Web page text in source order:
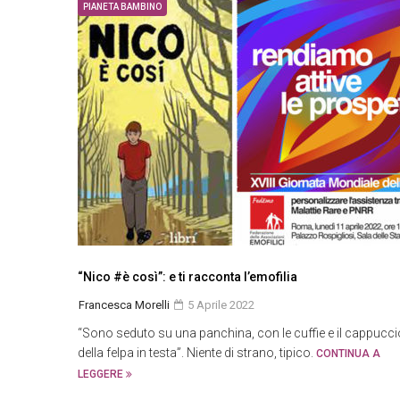
PIANETA BAMBINO
“Nico #è così”: e ti racconta l’emofilia
Francesca Morelli 5 Aprile 2022
“Sono seduto su una panchina, con le cuffie e il
della felpa in testa”. Niente di strano, tipico. CONTINUA A
LEGGERE